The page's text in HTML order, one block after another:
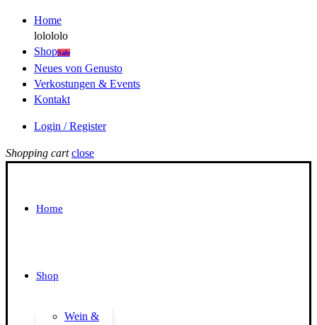
Home
lolololo
ShopSale
Neues von Genusto
Verkostungen & Events
Kontakt
Login / Register
Shopping cart close
Home
Shop
Wein &